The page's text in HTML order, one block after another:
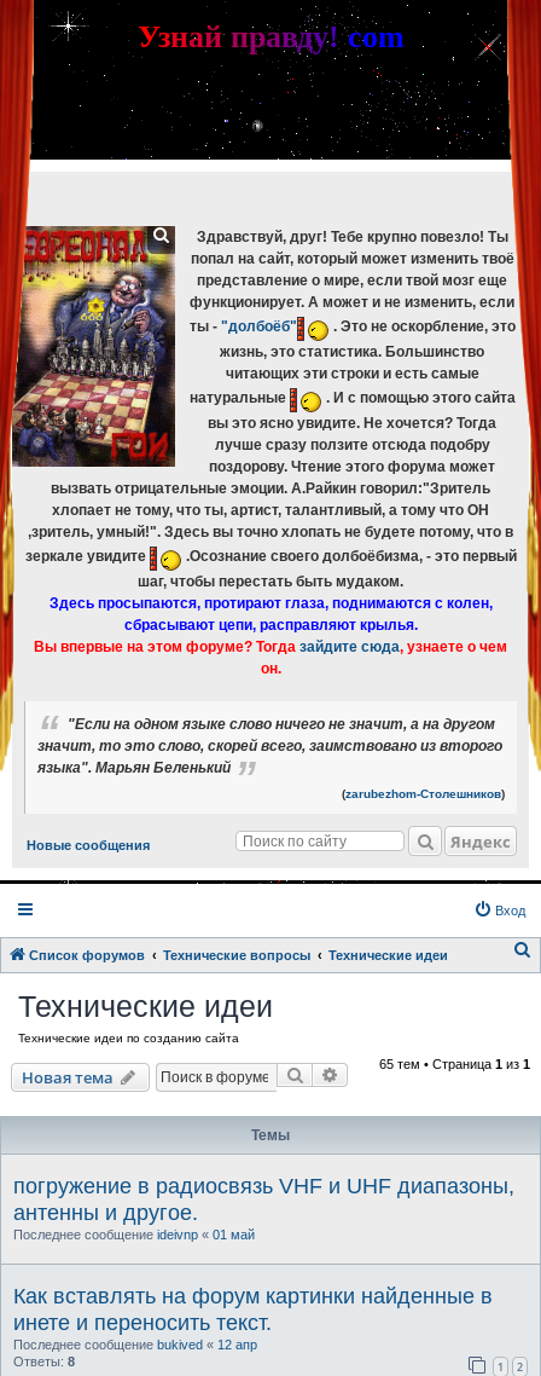
[phpBB Debug] PHP Warning : in file [ROOT]/phpbb/db/driver/mysqli.php
mysqli_fetch_assoc(): Couldn't fetch mysqli_result
[phpBB Debug] PHP Warning: in file[ROOT]/phpbb/db/driver/mysqli.php 329
mysqli_free_result(): Couldn't fetch mysqli_result
[phpBB Debug] PHP Warning
[ROOT]/phpbb/db/driver/mysqli.php on line 265
mysqli_fetch_assoc(): Couldn't fetch mysqli_result
[phpBB Debug] PHP Warning
: in file [ROOT]/phpbb/db/driver/mysqli.php on line329
mysqli_free_result(): Couldn't fetch mysqli_result
[phpBB Debug] PHP Warning: in file [ROOT]/phpbb/db/driver/mysqli.php on line 265
mysqli_fetch_assoc(): Couldn't fetch mysqli_result
[phpBB Debug] PHP Warning
[ROOT]/phpbb/db/driver/mysqli.php on line329:
mysqli_free_result(): Couldn't fetch mysqli_result
Узнай правду! com
Здравствуй, друг! Тебе крупно повезло! Ты
попал на сайт, который может изменить твоё
представление о мире, если твой мозг еще
функционирует. А может и не изменить, если
ты - "долбоёб"
. Это не оскорбление, это
жизнь, это статистика. Большинство
читающих эти строки и есть самые
натуральные
. И с помощью этого сайта
вы это ясно увидите. Не хочется? Тогда
лучше сразу ползите отсюда подобру
поздорову. Чтение этого форума может
вызвать отрицательные эмоции. А.Райкин говорил:"Зритель
хлопает не тому, что ты, артист, талантливый, а тому что ОН
,зритель, умный!". Здесь вы точно хлопать не будете потому, что в
зеркале увидите
.Осознание своего долбоёбизма, - это первый
шаг, чтобы перестать быть мудаком.
Здесь просыпаются, протирают глаза, поднимаются с колен,
сбрасывают цепи, расправляют крылья.
Вы впервые на этом форуме? Тогда зайдите сюда, узнаете о чем
он.
"Если на одном языке слово ничего не значит, а на другом
значит, то это слово, скорей всего, заимствовано из второго
языка". Марьян Беленький
(zarubezhom-Столешников)
Новые сообщения Яндекс
Вход
Список форумов Технические вопросы Технические идеи
Технические идеи
Технические идеи по созданию сайта
Новая тема Поиск Расширенный поиск
65 тем • Страница 1 из 1
Темы
погружение в радиосвязь VHF и UHF диапазоны,
антенны и другое.
Последнее сообщение ideivnp « 01 май
Как вставлять на форум картинки найденные в
инете и переносить текст.
Последнее сообщение bukived « 12 апр
Ответы: 8 1 2